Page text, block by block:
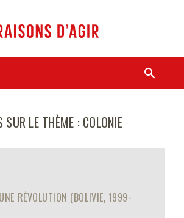
search
SUR LE THÈME : COLONIE
RÉVOLUTION (BOLIVIE, 1999-